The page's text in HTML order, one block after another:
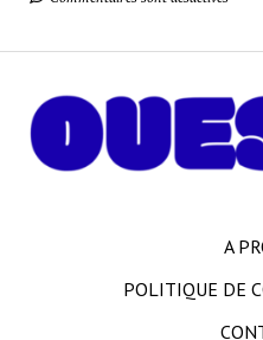
A
POLITIQUE DE